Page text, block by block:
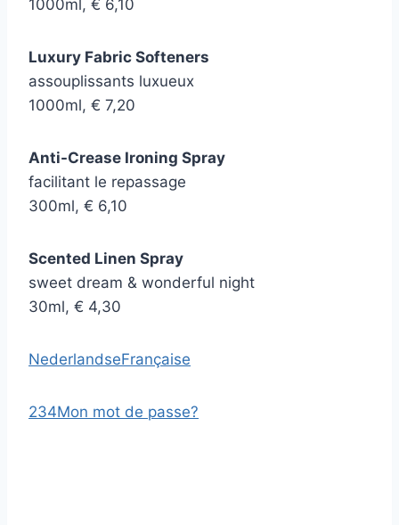
1000ml, € 6,10
Luxury Fabric Softeners
assouplissants luxueux
1000ml, € 7,20
Anti-Crease Ironing Spray
facilitant le repassage
300ml, € 6,10
Scented Linen Spray
sweet dream & wonderful night
30ml, € 4,30
NederlandseFrançaise
234Mon mot de passe?